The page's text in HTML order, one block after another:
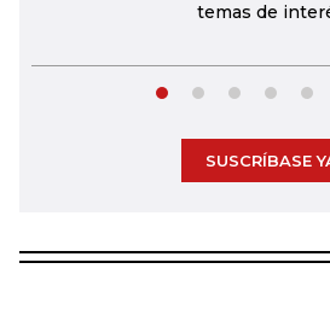
temas de
SUSCRÍBASE